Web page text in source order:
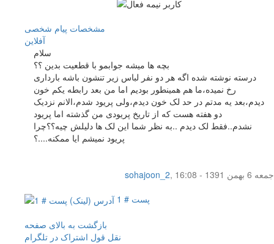
مشخصات پیام شخصی
آفلاين
سلام
بچه ها میشه جوابمو با قطعیت بدین ؟؟
درسته نوشته شده اگه هر دو نفر لباس زیر تنشون باشه بارداری
رخ نمیده،ما هم همینطور بودیم اما من بعد رابطه یکم خون
دیدم،بعد یه مدتم در حد لک خون دیدم،ولی پریود شدم،الانم نزدیک
دو هفته هست که از تاریخ پریودی من گذشته اما پریود
نشدم..فقط لک دیدم ..به نظر شما این لک ها دلیلش چیه؟؟چرا
پریود نمیشم ایا ممکنه....؟
sohajoon_2,
جمعه 6 بهمن 1391 - 16:08
پست # 1
بازگشت به بالای صفحه
نقل قول اشتراک در تلگرام